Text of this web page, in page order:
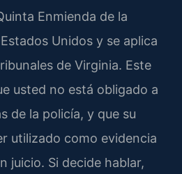
Enmienda de la
Unidos y se aplica
de Virginia. Este
usted no está obligado a
de la policía, y que su
utilizado como evidencia
juicio. Si decide hablar,